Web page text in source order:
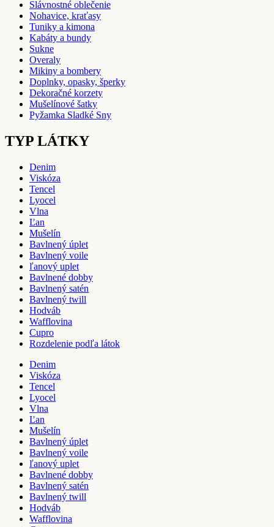
Slávnostné oblečenie
Nohavice, kraťasy
Tuniky a kimona
Kabáty a bundy
Sukne
Overaly
Mikiny a bombery
Doplnky, opasky, šperky
Dekoračné korzety
Mušelínové šatky
Pyžamka Sladké Sny
TYP LÁTKY
Denim
Viskóza
Tencel
Lyocel
Vlna
Ľan
Mušelín
Bavlnený úplet
Bavlnený voile
ľanový uplet
Bavlnené dobby
Bavlnený satén
Bavlnený twill
Hodváb
Wafflovina
Cupro
Rozdelenie podľa látok
Denim
Viskóza
Tencel
Lyocel
Vlna
Ľan
Mušelín
Bavlnený úplet
Bavlnený voile
ľanový uplet
Bavlnené dobby
Bavlnený satén
Bavlnený twill
Hodváb
Wafflovina